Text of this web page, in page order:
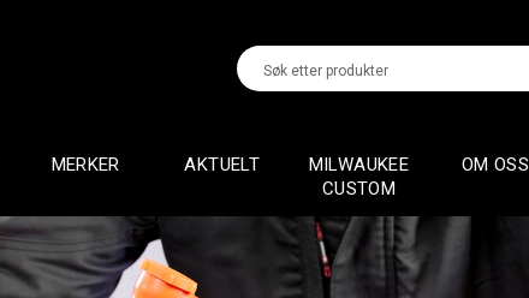
MERKER AKTUELT
MILWAUKEE
CUSTOM
OM OSS